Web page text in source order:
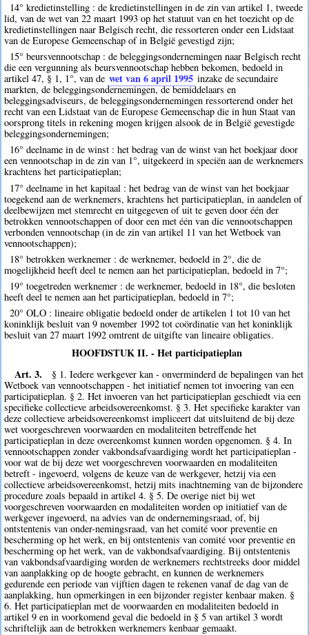
14° kredietinstelling : de kredietinstellingen in de zin van artikel 1, tweede
lid, van de wet van 22 maart 1993 op het statuut van en het toezicht op de
kredietinstellingen naar Belgisch recht, die ressorteren onder een Lidstaat
van de Europese Gemeenschap of in België gevestigd zijn;
15° beursvennootschap : de beleggingsondernemingen naar Belgisch recht
die een vergunning als beursvennootschap hebben bekomen, bedoeld in
artikel 47, § 1, 1°, van de wet van 6 april 1995 inzake de secundaire
markten, de beleggingsondernemingen, de bemiddelaars en
beleggingsadviseurs, de beleggingsondernemingen ressorterend onder het
recht van een Lidstaat van de Europese Gemeenschap die in hun Staat van
oorsprong titels in rekening mogen krijgen alsook de in België gevestigde
beleggingsondernemingen;
16° deelname in de winst : het bedrag van de winst van het boekjaar door
een vennootschap in de zin van 1°, uitgekeerd in speciën aan de werknemers
krachtens het participatieplan;
17° deelname in het kapitaal : het bedrag van de winst van het boekjaar
toegekend aan de werknemers, krachtens het participatieplan, in aandelen of
deelbewijzen met stemrecht en uitgegeven of uit te geven door één der
betrokken vennootschappen of door een met één van die vennootschappen
verbonden vennootschap (in de zin van artikel 11 van het Wetboek van
vennootschappen);
18° betrokken werknemer : de werknemer, bedoeld in 2°, die de
mogelijkheid heeft deel te nemen aan het participatieplan, bedoeld in 7°;
19° toegetreden werknemer : de werknemer, bedoeld in 18°, die besloten
heeft deel te nemen aan het participatieplan, bedoeld in 7°;
20° OLO : lineaire obligatie bedoeld onder de artikelen 1 tot 10 van het
koninklijk besluit van 9 november 1992 tot coördinatie van het koninklijk
besluit van 27 maart 1992 omtrent de uitgifte van lineaire obligaties.
HOOFDSTUK II. - Het participatieplan
Art. 3.
§ 1. Iedere werkgever kan - onverminderd de bepalingen van het
Wetboek van vennootschappen - het initiatief nemen tot invoering van een
participatieplan. § 2. Het invoeren van het participatieplan geschiedt via een
specifieke collectieve arbeidsovereenkomst. § 3. Het specifieke karakter van
deze collectieve arbeidsovereenkomst impliceert dat uitsluitend de bij deze
wet voorgeschreven voorwaarden en modaliteiten betreffende het
participatieplan in deze overeenkomst kunnen worden opgenomen. § 4. In
vennootschappen zonder vakbondsafvaardiging wordt het participatieplan -
voor wat de bij deze wet voorgeschreven voorwaarden en modaliteiten
betreft - ingevoerd, volgens de keuze van de werkgever, hetzij via een
collectieve arbeidsovereenkomst, hetzij mits inachtneming van de bijzondere
procedure zoals bepaald in artikel 4. § 5. De overige niet bij wet
voorgeschreven voorwaarden en modaliteiten worden op initiatief van de
werkgever ingevoerd, na advies van de ondernemingsraad, of, bij
ontstentenis van onder-nemingsraad, van het comité voor preventie en
bescherming op het werk, en bij ontstentenis van comité voor preventie en
bescherming op het werk, van de vakbondsafvaardiging. Bij ontstentenis
van vakbondsafvaardiging worden de werknemers rechtstreeks door middel
van aanplakking op de hoogte gebracht, en kunnen de werknemers
gedurende een periode van vijftien dagen te rekenen vanaf de dag van de
aanplakking, hun opmerkingen in een bijzonder register kenbaar maken. §
6. Het participatieplan met de voorwaarden en modaliteiten bedoeld in
artikel 9 en in voorkomend geval die bedoeld in § 5 van artikel 3 wordt
schriftelijk aan de betrokken werknemers kenbaar gemaakt.